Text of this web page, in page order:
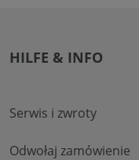
HILFE & INFO
Serwis i zwroty
Odwołaj zamówienie